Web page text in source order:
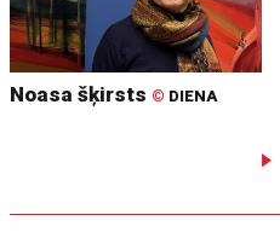
Noasa šķirsts © DIENA